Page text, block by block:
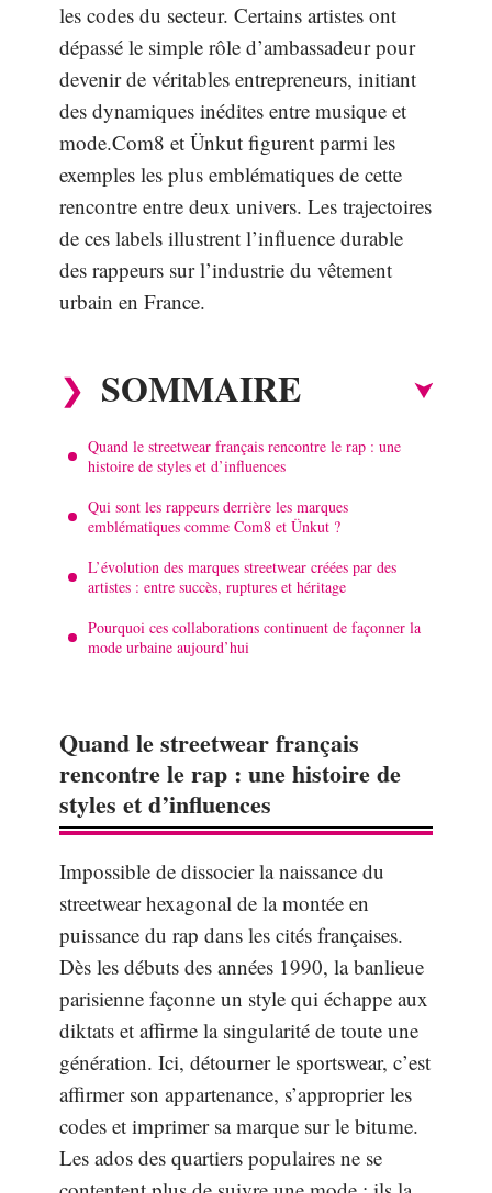
les codes du secteur. Certains artistes ont
dépassé le simple rôle d’ambassadeur pour
devenir de véritables entrepreneurs, initiant
des dynamiques inédites entre musique et
mode.Com8 et Ünkut figurent parmi les
exemples les plus emblématiques de cette
rencontre entre deux univers. Les trajectoires
de ces labels illustrent l’influence durable
des rappeurs sur l’industrie du vêtement
urbain en France.
SOMMAIRE
Quand le streetwear français rencontre le rap : une
histoire de styles et d’influences
Qui sont les rappeurs derrière les marques
emblématiques comme Com8 et Ünkut ?
L’évolution des marques streetwear créées par des
artistes : entre succès, ruptures et héritage
Pourquoi ces collaborations continuent de façonner la
mode urbaine aujourd’hui
Quand le streetwear français
rencontre le rap : une histoire de
styles et d’influences
Impossible de dissocier la naissance du
streetwear hexagonal de la montée en
puissance du rap dans les cités françaises.
Dès les débuts des années 1990, la banlieue
parisienne façonne un style qui échappe aux
diktats et affirme la singularité de toute une
génération. Ici, détourner le sportswear, c’est
affirmer son appartenance, s’approprier les
codes et imprimer sa marque sur le bitume.
Les ados des quartiers populaires ne se